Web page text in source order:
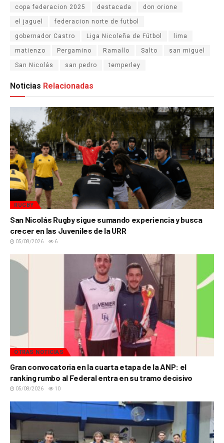
copa federacion 2025 destacada don orione
el jaguel federacion norte de futbol
gobernador Castro Liga Nicoleña de Fútbol lima
matienzo Pergamino Ramallo Salto san miguel
San Nicolás san pedro temperley
Noticias Relacionadas
RUGBY
San Nicolás Rugby sigue sumando experiencia y busca
crecer en las Juveniles de la URR
05/08/2026 6
OTRAS NOTICIAS
Gran convocatoria en la cuarta etapa de la ANP: el
ranking rumbo al Federal entra en su tramo decisivo
05/08/2026 10